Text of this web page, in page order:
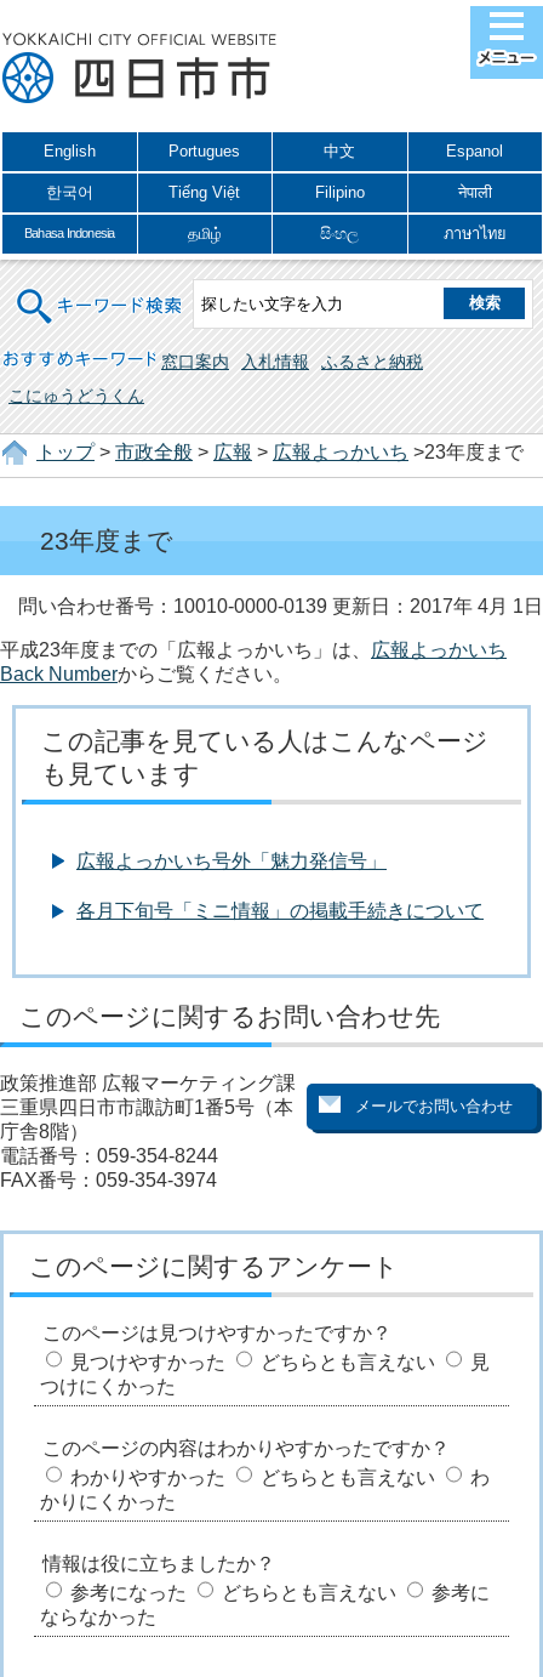
English Portugues 中文 Espanol
한국어 Tiếng Việt Filipino नेपाली
Bahasa Indonesia தமிழ் සිංහල ภาษาไทย
キーワード検索
おすすめキーワード 窓口案内 入札情報
ふるさと納税
こにゅうどうくん
トップ> 市政全般 > 広報 > 広報よっかいち >23年度まで
23年度まで
問い合わせ番号：10010-0000-0139 更新日：2017年 4月 1日
平成23年度までの「広報よっかいち」は、
広報よっかいち
Back Numberからご覧ください。
この記事を見ている人はこんなページ
も見ています
広報よっかいち号外「魅力発信号」
各月下旬号「ミニ情報」の掲載手続きについて
このページに関するお問い合わせ先
政策推進部 広報マーケティング課
三重県四日市市諏訪町1番5号（本
庁舎8階）
電話番号：059-354-8244
FAX番号：059-354-3974
このページに関するアンケート
このページは見つけやすかったですか？
見つけやすかった
どちらとも言えない
見
つけにくかった
このページの内容はわかりやすかったですか？
わかりやすかった
どちらとも言えない
わ
かりにくかった
情報は役に立ちましたか？
参考になった
どちらとも言えない
参考に
ならなかった